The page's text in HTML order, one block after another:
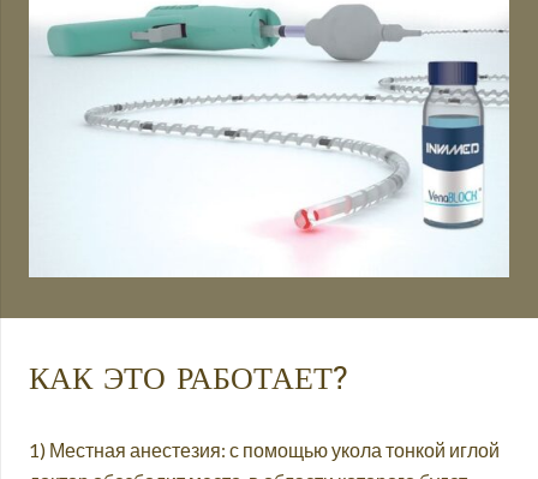
КАК ЭТО РАБОТАЕТ?
1) Местная анестезия: с помощью укола тонкой иглой